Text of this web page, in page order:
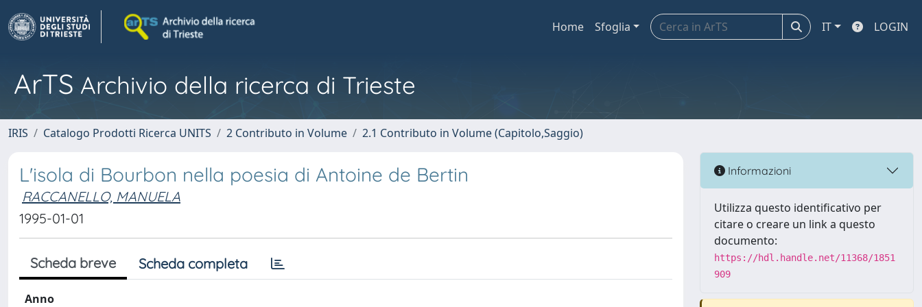
Home Sfoglia IT LOGIN
ArTS Archivio della ricerca di Trieste
IRIS Catalogo Prodotti Ricerca UNITS 2 Contributo in Volume 2.1 Contributo in Volume (Capitolo,Saggio)
L'isola di Bourbon nella poesia di Antoine de Bertin
RACCANELLO, MANUELA
1995-01-01
Scheda breve Scheda completa
Anno
Informazioni
Utilizza questo identificativo per
citare o creare un link a questo
documento:
https://hdl.handle.net/11368/1851
909